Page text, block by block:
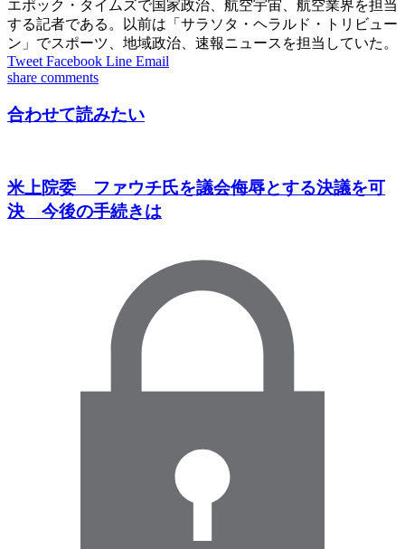
エポック・タイムズで国家政治、航空宇宙、航空業界を担当
する記者である。以前は「サラソタ・ヘラルド・トリビュー
ン」でスポーツ、地域政治、速報ニュースを担当していた。
Tweet Facebook Line Email
share comments
合わせて読みたい
米上院委 ファウチ氏を議会侮辱とする決議を可
決 今後の手続きは